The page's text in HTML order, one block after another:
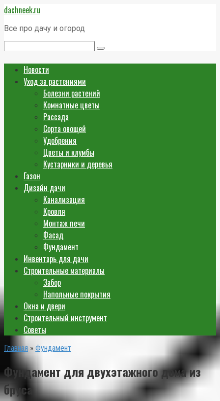
Перейти
к
контенту
dachneek.ru
Все про дачу и огород
Новости
Уход за растениями
Болезни растений
Комнатные цветы
Рассада
Сорта овощей
Удобрения
Цветы и клумбы
Кустарники и деревья
Газон
Дизайн дачи
Канализация
Кровля
Монтаж печи
Фасад
Фундамент
Инвентарь для дачи
Строительные материалы
Забор
Напольные покрытия
Окна и двери
Строительный инструмент
Советы
Главная » Фундамент
Фундамент для двухэтажного дома из
бруса